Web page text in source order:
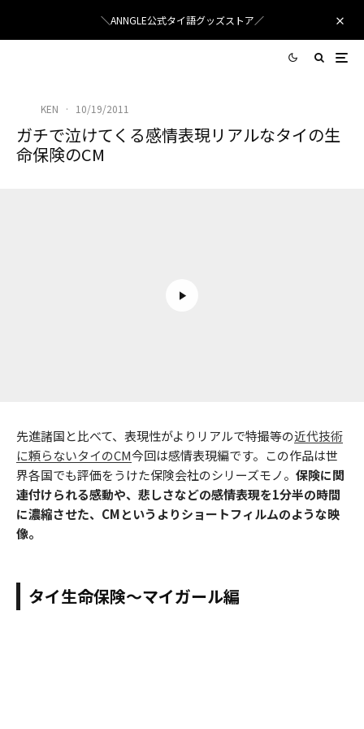
＼ANNGLE公式タイ語グッズストア／
KEN · 10/19/2011
ガチで泣けてくる感情表現リアルなタイの生
命保険のCM
先進諸国と比べて、表現性がよりリアルで特撮等の近代技術
に頼らないタイのCM今回は感情表現編です。この作品は世
界各国でも評価をうけた保険会社のシリーズモノ。 保険に関
連付けられる感動や、悲しさなどの感情表現を1分半の時間
に濃縮させた、CMというよりショートフィルムのような映
像。
タイ生命保険～マイガール編